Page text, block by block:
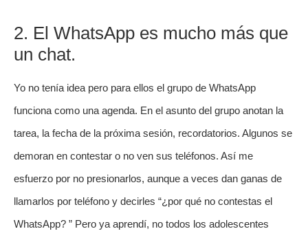
2. El WhatsApp es mucho más que
un chat.
Yo no tenía idea pero para ellos el grupo de WhatsApp
funciona como una agenda. En el asunto del grupo anotan la
tarea, la fecha de la próxima sesión, recordatorios. Algunos se
demoran en contestar o no ven sus teléfonos. Así me
esfuerzo por no presionarlos, aunque a veces dan ganas de
llamarlos por teléfono y decirles “¿por qué no contestas el
WhatsApp? ” Pero ya aprendí, no todos los adolescentes